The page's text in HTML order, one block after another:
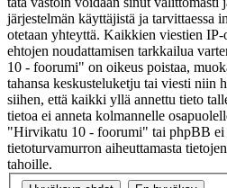
järjestelmän käyttäjistä ja tarvittaessa
otetaan yhteyttä. Kaikkien viestien IP-
ehtojen noudattamisen tarkkailua
10 - foorumi" on oikeus poistaa,
tahansa keskusteluketju tai viesti niin
siihen, että kaikki yllä annettu tieto
tietoa ei anneta kolmannelle
"Hirvikatu 10 - foorumi" tai phpBB ei
tietoturvamurron aiheuttamasta
tahoille.